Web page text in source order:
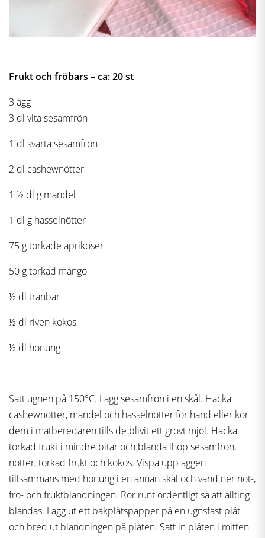
Frukt och fröbars – ca: 20 st
3 ägg
3 dl vita sesamfrön
1 dl svarta sesamfrön
2 dl cashewnötter
1 ½ dl g mandel
1 dl g hasselnötter
75 g torkade aprikoser
50 g torkad mango
½ dl tranbär
½ dl riven kokos
½ dl honung
Sätt ugnen på 150°C. Lägg sesamfrön i en skål. Hacka
cashewnötter, mandel och hasselnötter för hand eller kör
dem i matberedaren tills de blivit ett grovt mjöl. Hacka
torkad frukt i mindre bitar och blanda ihop sesamfrön,
nötter, torkad frukt och kokos. Vispa upp äggen
tillsammans med honung i en annan skål och vänd ner nöt-,
frö- och fruktblandningen. Rör runt ordentligt så att allting
blandas. Lägg ut ett bakplåtspapper på en ugnsfast plåt
och bred ut blandningen på plåten. Sätt in plåten i mitten